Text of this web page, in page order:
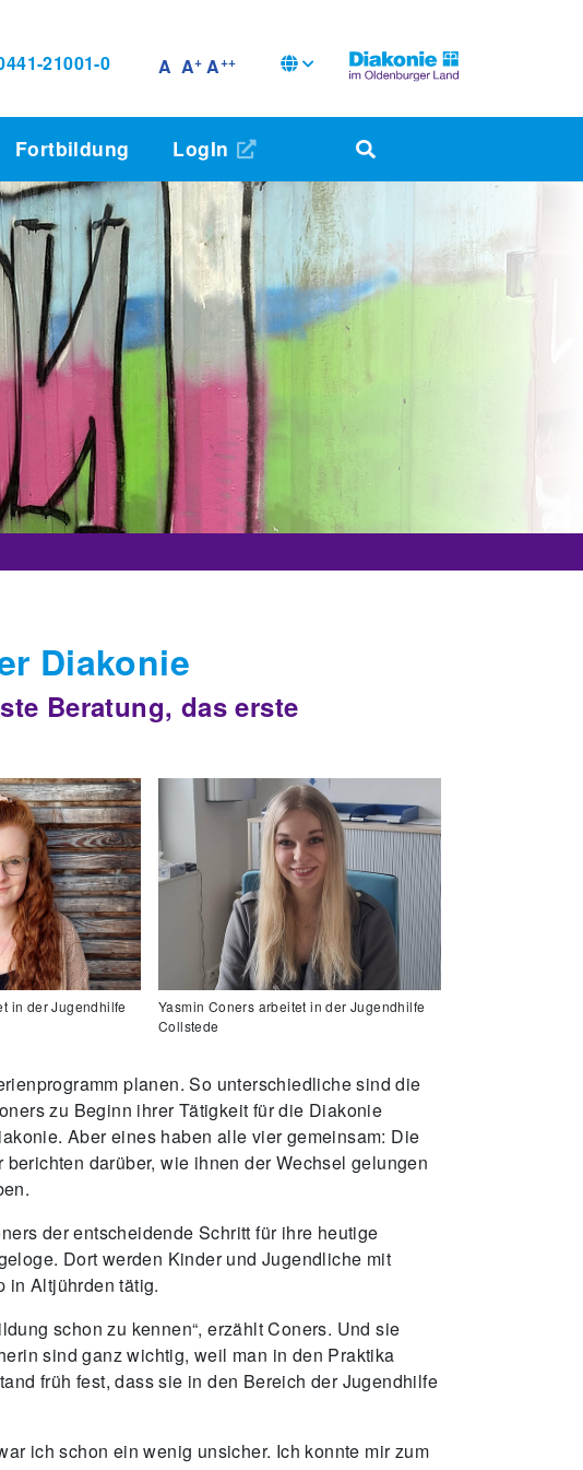
21001-0 A A+ A++
Fortbildung LogIn
Diakonie
Beratung, das erste
in der Jugendhilfe
Yasmin Coners arbeitet in der Jugendhilfe
Collstede
planen. So unterschiedliche sind die
zu Beginn ihrer Tätigkeit für die Diakonie
Aber eines haben alle vier gemeinsam: Die
darüber, wie ihnen der Wechsel gelungen
der entscheidende Schritt für ihre heutige
Dort werden Kinder und Jugendliche mit
in Altjührden tätig.
schon zu kennen“, erzählt Coners. Und sie
sind ganz wichtig, weil man in den Praktika
früh fest, dass sie in den Bereich der Jugendhilfe
ich schon ein wenig unsicher. Ich konnte mir zum